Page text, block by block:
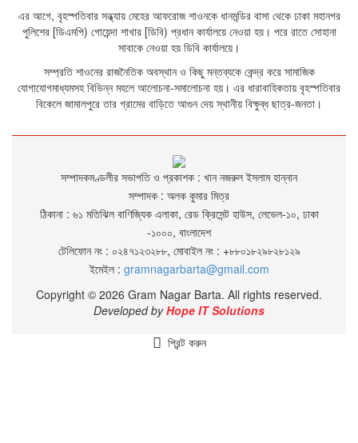
এর আগে, বৃহস্পতিবার সন্ধ্যায় মেহের আফরোজ শাওনকে ধানমন্ডির বাসা থেকে ঢাকা মহানগর
পুলিশের [ডিএমপি) গোয়েন্দা শাখার [ডিবি) প্রধান কার্যালয়ে নেওয়া হয়। পরে রাতে সোহানা
সাবাকে নেওয়া হয় ডিবি কার্যালয়ে।
সম্প্রতি শাওনের রাজনৈতিক অবস্থান ও কিছু মন্তব্যকে কেন্দ্র করে সামাজিক
যোগাযোগমাধ্যমসহ বিভিন্ন মহলে আলোচনা-সমালোচনা হয়। এর ধারাবাহিকতায় বৃহস্পতিবার
বিকেলে জামালপুরে তার গ্রামের বাড়িতে আগুন দেয় স্থানীয় বিক্ষুব্ধ ছাত্র-জনতা।
সম্পাদকমণ্ডলীর সভাপতি ও প্রকাশক : খান নজরুল ইসলাম হান্নান
সম্পাদক : অলক কুমার মিত্র
ঠিকানা : ৬১ মতিঝিল বাণিজ্যিক এলাকা, রেড ক্রিসেন্ট হাউস, লেভেল-১০, ঢাকা
-১০০০, বাংলাদেশ
টেলিফোন নং : ০২৪৭১২৩২৮৮, মোবাইল নং : +৮৮০১৮২৯৮২৮১২৯
ইমেইল : gramnagarbarta@gmail.com
Copyright © 2026 Gram Nagar Barta. All rights reserved.
Developed byHope IT Solutions
প্রিন্ট করুন